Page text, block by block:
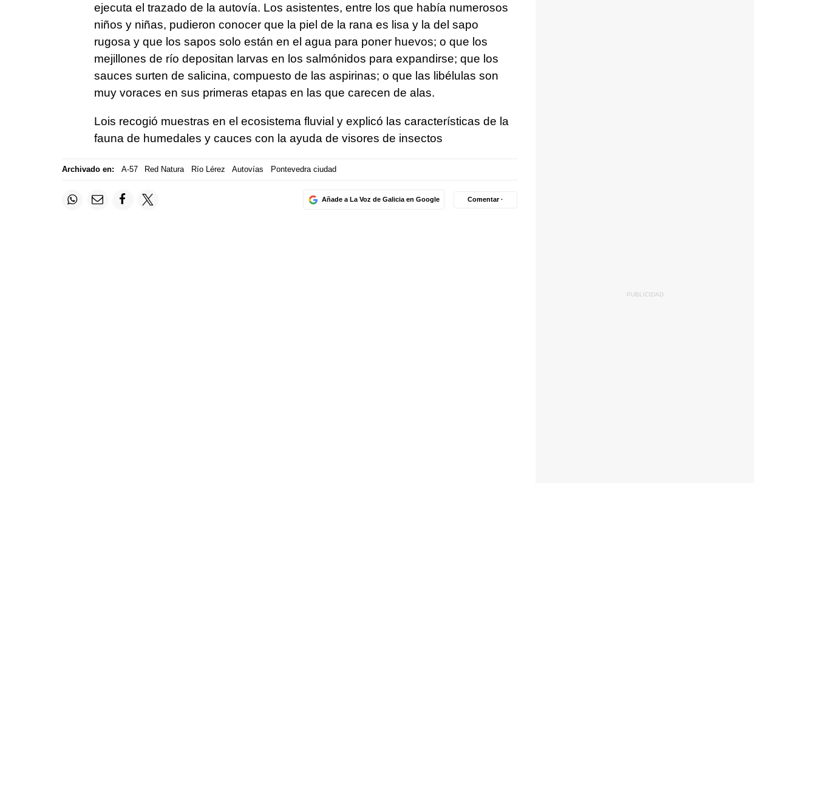
ejecuta el trazado de la autovía. Los asistentes, entre los que había numerosos
niños y niñas, pudieron conocer que la piel de la rana es lisa y la del sapo
rugosa y que los sapos solo están en el agua para poner huevos; o que los
mejillones de río depositan larvas en los salmónidos para expandirse; que los
sauces surten de salicina, compuesto de las aspirinas; o que las libélulas son
muy voraces en sus primeras etapas en las que carecen de alas.
Lois recogió muestras en el ecosistema fluvial y explicó las características de la
fauna de humedales y cauces con la ayuda de visores de insectos
Archivado en: A-57 Red Natura Río Lérez Autovías Pontevedra ciudad
Añade a La Voz de Galicia en Google Comentar ·